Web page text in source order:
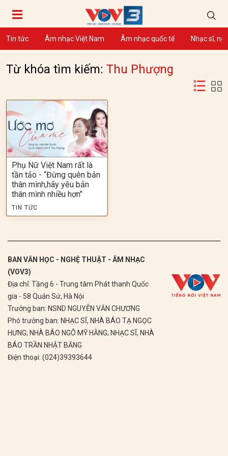
Tin tức Âm nhạc Việt Nam Âm nhạc quốc tế Nhạc sĩ,
Từ khóa tìm kiếm: Thu Phượng
Phụ Nữ Việt Nam rất là
tần tảo - “Đừng quên bản
thân mình,hãy yêu bản
thân mình nhiều hơn"
TIN TỨC
BAN VĂN HỌC - NGHỆ THUẬT - ÂM NHẠC
(VOV3)
Địa chỉ: Tầng 6 - Trung tâm Phát thanh Quốc
gia - 58 Quán Sứ, Hà Nội
Trưởng ban: NSND NGUYỄN VĂN CHƯƠNG
Phó trưởng ban: NHẠC SĨ, NHÀ BÁO TẠ NGỌC
HƯNG; NHÀ BÁO NGÔ MỸ HẰNG; NHẠC SĨ, NHÀ
BÁO TRẦN NHẬT BẰNG
Điện thoại: (024)39393644